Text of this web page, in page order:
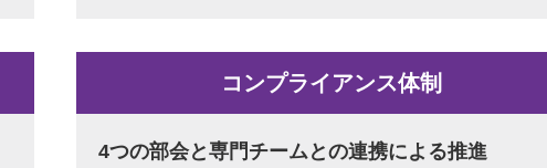
コンプライアンス体制
4つの部会と専門チームとの連携による推進